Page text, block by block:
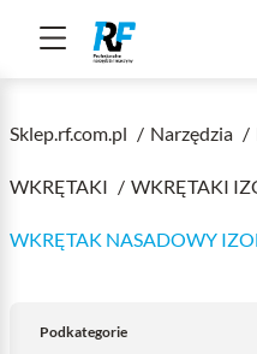
Sklep.rf.com.pl Narzędzia
WKRĘTAKI WKRĘTAKI
WKRĘTAK NASADOWY
Podkategorie